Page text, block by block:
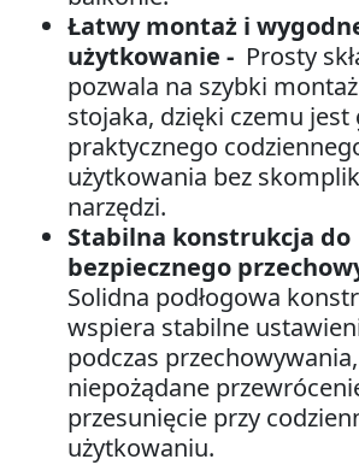
Łatwy montaż i
użytkowanie - Prosty
pozwala na szybki
stojaka, dzięki czemu
praktycznego
użytkowania bez
narzędzi.
Stabilna konstrukcja do
bezpiecznego
Solidna podłogowa
wspiera stabilne
podczas
niepożądane
przesunięcie przy
użytkowaniu.